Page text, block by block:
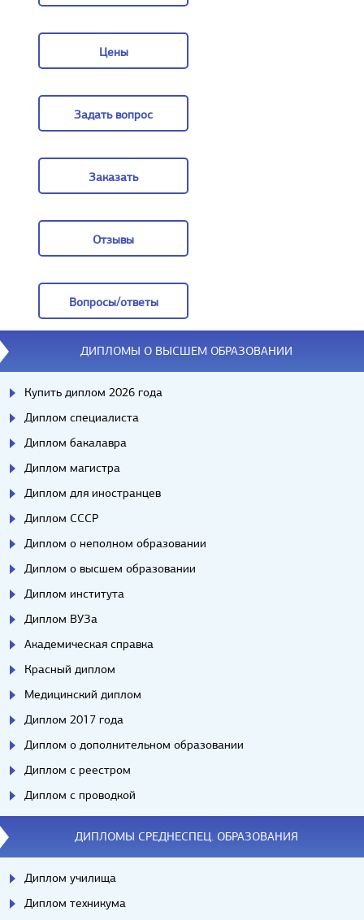
Цены
Задать вопрос
Заказать
Отзывы
Вопросы/ответы
Вопросы/ответы
ДИПЛОМЫ О ВЫСШЕМ ОБРАЗОВАНИИ
Купить диплом 2026 года
Диплом специалиста
Диплом бакалавра
Диплом магистра
Диплом для иностранцев
Диплом СССР
Диплом о неполном образовании
Диплом о высшем образовании
Диплом института
Диплом ВУЗа
Академическая справка
Красный диплом
Медицинский диплом
Диплом 2017 года
Диплом о дополнительном образовании
Диплом с реестром
Диплом с проводкой
ДИПЛОМЫ СРЕДНЕСПЕЦ. ОБРАЗОВАНИЯ
Диплом училища
Диплом техникума